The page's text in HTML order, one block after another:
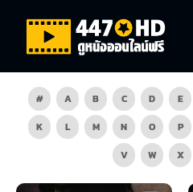
# A B C D E
K
L M N O P
V
W X